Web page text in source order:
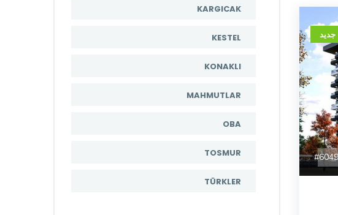
جدید
KARGICAK
KESTEL
KONAKLI
MAHMUTLAR
OBA
TOSMUR
TÜRKLER